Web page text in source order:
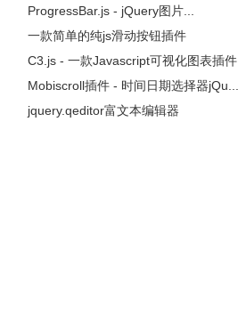
ProgressBar.js - jQuery图片...
一款简单的纯js滑动按钮插件
C3.js - 一款Javascript可视化图表插件
Mobiscroll插件 - 时间日期选择器jQu...
jquery.qeditor富文本编辑器